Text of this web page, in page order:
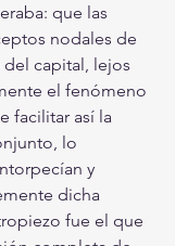
que las
nodales de
capital, lejos
el fenómeno
facilitar así la
lo
y
dicha
fue el que